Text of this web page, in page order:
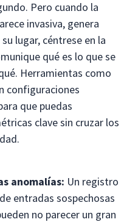
Pero cuando la
invasiva, genera
lugar, céntrese en la
qué es lo que se
Herramientas como
configuraciones
que puedas
clave sin cruzar los
anomalías: Un registro
entradas sospechosas
no parecer un gran